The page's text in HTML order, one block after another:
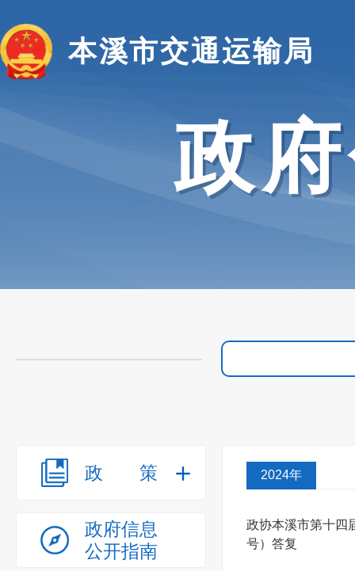
本溪市交通运输局
政
政策
政府信息
公开指南
2024年
政协本溪市第十四
号）答复